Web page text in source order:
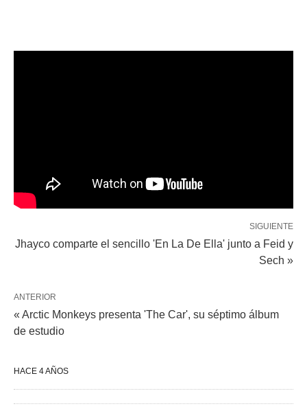
SIGUIENTE
Jhayco comparte el sencillo 'En La De Ella' junto a Feid y
Sech »
ANTERIOR
« Arctic Monkeys presenta 'The Car', su séptimo álbum
de estudio
HACE 4 AÑOS